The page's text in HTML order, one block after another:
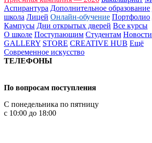
Аспирантура Дополнительное образование
школа Лицей Онлайн-обучение Портфолио
Кампусы Дни открытых дверей Все курсы
О школе Поступающим Студентам Новости
GALLERY STORE CREATIVE HUB Ещё
Современное искусство
ТЕЛЕФОНЫ
По вопросам поступления
С понедельника по пятницу
с 10:00 до 18:00